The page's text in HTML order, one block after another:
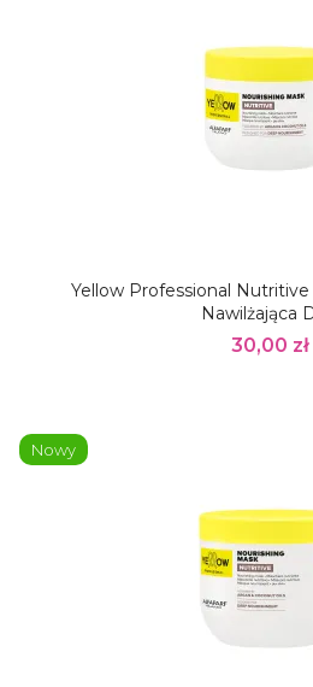
Yellow Professional
Nawilżająca
30,00 zł
Nowy